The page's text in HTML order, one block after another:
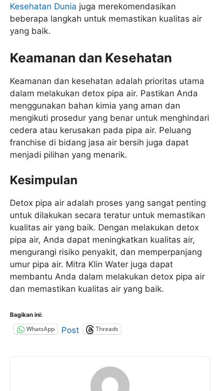
Kesehatan Dunia juga merekomendasikan
beberapa langkah untuk memastikan kualitas air
yang baik.
Keamanan dan Kesehatan
Keamanan dan kesehatan adalah prioritas utama
dalam melakukan detox pipa air. Pastikan Anda
menggunakan bahan kimia yang aman dan
mengikuti prosedur yang benar untuk menghindari
cedera atau kerusakan pada pipa air. Peluang
franchise di bidang jasa air bersih juga dapat
menjadi pilihan yang menarik.
Kesimpulan
Detox pipa air adalah proses yang sangat penting
untuk dilakukan secara teratur untuk memastikan
kualitas air yang baik. Dengan melakukan detox
pipa air, Anda dapat meningkatkan kualitas air,
mengurangi risiko penyakit, dan memperpanjang
umur pipa air. Mitra Klin Water juga dapat
membantu Anda dalam melakukan detox pipa air
dan memastikan kualitas air yang baik.
Bagikan ini:
WhatsApp Post Threads